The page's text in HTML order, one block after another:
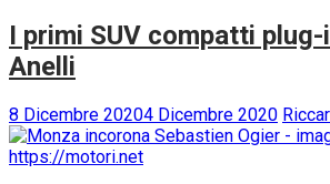
I primi SUV compatti
Anelli
8 Dicembre 20204 Dicembre 2020